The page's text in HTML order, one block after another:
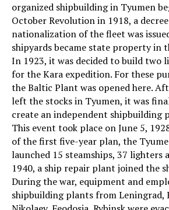
organized shipbuilding in Tyumen
October Revolution in 1918, a
nationalization of the fleet was
shipyards became state property in
In 1923, it was decided to build two
for the Kara expedition. For these
the Baltic Plant was opened here.
left the stocks in Tyumen, it was
create an independent shipbuilding
This event took place on June 5,
of the first five-year plan, the
launched 15 steamships, 37 lighters
1940, a ship repair plant joined the
During the war, equipment and
shipbuilding plants from Leningrad,